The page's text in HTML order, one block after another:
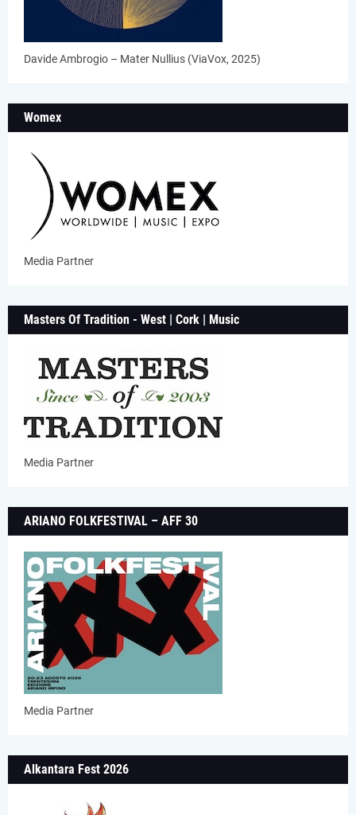
Davide Ambrogio – Mater Nullius (ViaVox, 2025)
Womex
Media Partner
Masters Of Tradition - West | Cork | Music
Media Partner
ARIANO FOLKFESTIVAL – AFF 30
Media Partner
Alkantara Fest 2026